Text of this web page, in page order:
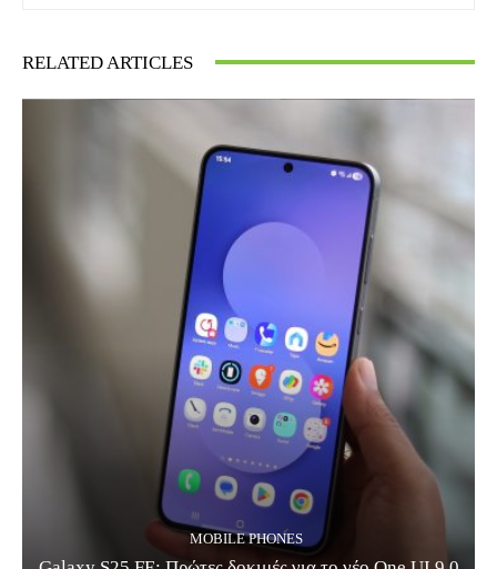
RELATED ARTICLES
MOBILE PHONES